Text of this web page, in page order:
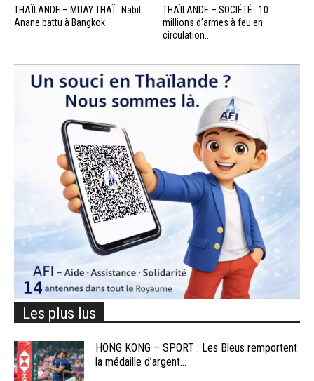
THAÏLANDE – MUAY THAÏ : Nabil
Anane battu à Bangkok
THAÏLANDE – SOCIÉTÉ : 10
millions d’armes à feu en
circulation...
Les plus lus
HONG KONG – SPORT : Les Bleus remportent
la médaille d’argent...